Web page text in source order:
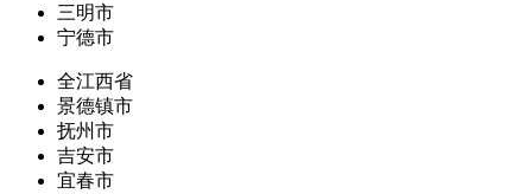
三明市
宁德市
全江西省
景德镇市
抚州市
吉安市
宜春市